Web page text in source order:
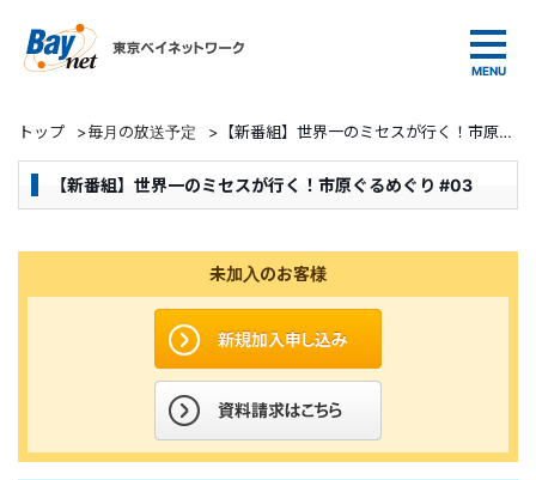
トップ >毎月の放送予定 > 【新番組】世界一のミセスが行く！市原ぐるめぐり #03
【新番組】世界一のミセスが行く！市原ぐるめぐり #03
未加入のお客様